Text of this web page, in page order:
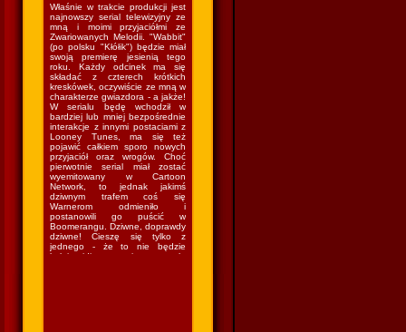
Właśnie w trakcie produkcji jest
najnowszy serial telewizyjny ze
mną i moimi przyjaciółmi ze
Zwariowanych Melodii. "Wabbit"
(po polsku "Kłółik") będzie miał
swoją premierę jesienią tego
roku. Każdy odcinek ma się
składać z czterech krótkich
kreskówek, oczywiście ze mną w
charakterze gwiazdora - a jakże!
W serialu będę wchodził w
bardziej lub mniej bezpośrednie
interakcje z innymi postaciami z
Looney Tunes, ma się też
pojawić całkiem sporo nowych
przyjaciół oraz wrogów. Choć
pierwotnie serial miał zostać
wyemitowany w Cartoon
Network, to jednak jakimś
dziwnym trafem coś się
Warnerom odmieniło i
postanowili go puścić w
Boomerangu. Dziwne, doprawdy
dziwne! Cieszę się tylko z
jednego - że to nie będzie
kolejny idiotyczny sitcom w stylu